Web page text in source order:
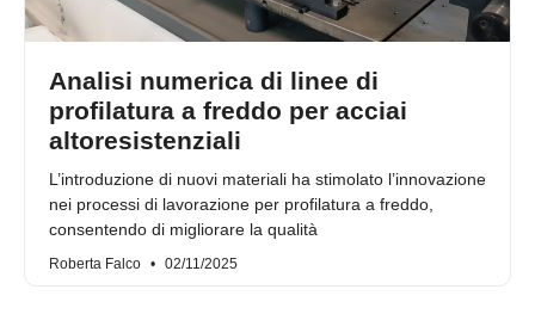
Analisi numerica di linee di
profilatura a freddo per acciai
altoresistenziali
L’introduzione di nuovi materiali ha stimolato l’innovazione
nei processi di lavorazione per profilatura a freddo,
consentendo di migliorare la qualità
Roberta Falco 02/11/2025